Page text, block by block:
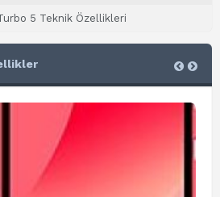
5 Teknik Özellikleri